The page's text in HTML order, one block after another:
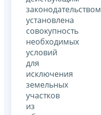
законодательством
установлена
совокупность
необходимых
условий
для
исключения
земельных
участков
из